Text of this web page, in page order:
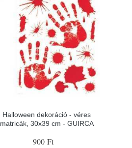
Halloween dekoráció - véres
matricák, 30x39 cm - GUIRCA
900 Ft